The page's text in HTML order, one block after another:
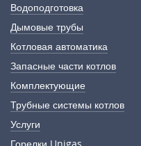
Водоподготовка
Дымовые трубы
Котловая автоматика
Запасные части котлов
Комплектующие
Трубные системы котлов
Услуги